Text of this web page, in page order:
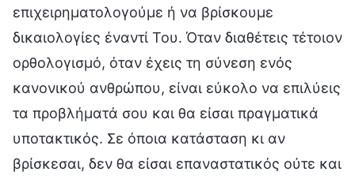
επιχειρηματολογούμε ή να βρίσκουμε
δικαιολογίες έναντί Του. Όταν διαθέτεις τέτοιον
ορθολογισμό, όταν έχεις τη σύνεση ενός
κανονικού ανθρώπου, είναι εύκολο να επιλύεις
τα προβλήματά σου και θα είσαι πραγματικά
υποτακτικός. Σε όποια κατάσταση κι αν
βρίσκεσαι, δεν θα είσαι επαναστατικός ούτε και